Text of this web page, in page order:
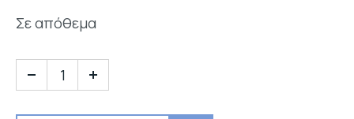
Σε απόθεμα